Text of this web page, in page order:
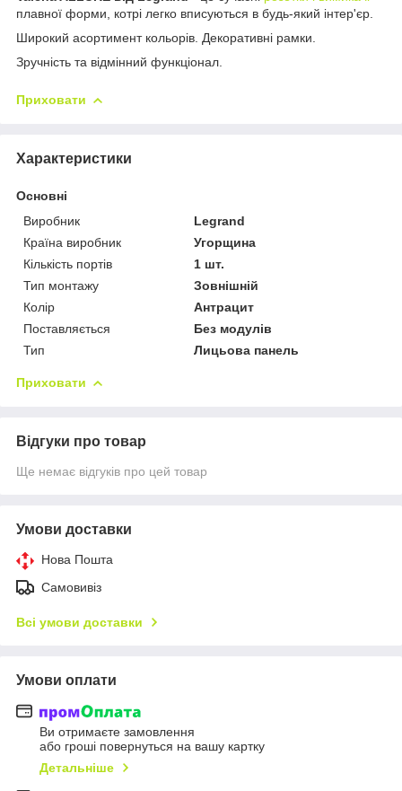
плавної форми, котрі легко вписуються в будь-який інтер'єр.
Широкий асортимент кольорів. Декоративні рамки.
Зручність та відмінний функціонал.
Приховати
Характеристики
Основні
Виробник
Legrand
Країна виробник
Угорщина
Кількість портів
1 шт.
Тип монтажу
Зовнішній
Колір
Антрацит
Поставляється
Без модулів
Тип
Лицьова панель
Приховати
Відгуки про товар
Ще немає відгуків про цей товар
Умови доставки
Нова Пошта
Самовивіз
Всі умови доставки
Умови оплати
Ви отримаєте замовлення
або гроші повернуться на вашу картку
Детальніше